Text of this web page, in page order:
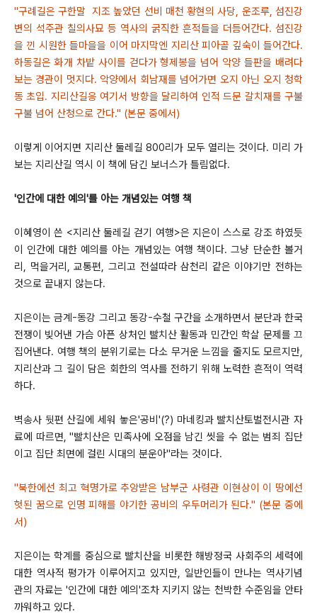
"구례길은 구한말 지조 높았던 선비 매천 황현의 사당, 운조루, 섬진강
변의 석주관 칠의사묘 등 역사의 굵직한 흔적들을 더듬어간다. 섬진강
을 낀 시원한 들마을을 이어 마지막엔 지리산 피아골 깊숙이 들어간다.
하동길은 화개 차밭 사이를 걷다가 형제봉을 넘어 악양 들판을 배려다
보는 경관이 멋지다. 악양에서 회남재를 넘어가면 오지 아닌 오지 청학
동 초입. 지리산길응 여기서 방향을 달리하여 인적 드문 갈치재를 구불
구불 넘어 산청으로 간다." (본문 중에서)
이렇게 이어지면 지리산 둘레길 800리가 모두 열리는 것이다. 미리 가
보는 지리산길 역시 이 책에 담긴 보너스가 틀림없다.
'인간에 대한 예의'를 아는 개념있는 여행 책
이혜영이 쓴 <지리산 둘레길 걷기 여행>은 지은이 스스로 강조 하였듯
이 인간에 대한 예의를 아는 개념있는 여행 책이다. 그냥 단순한 볼거
리, 먹을거리, 교통편, 그리고 전설따라 삼천리 같은 이야기만 전하는
것으로 끝내지 않는다.
지은이는 금계-동강 그리고 동강-수철 구간을 소개하면서 분단과 한국
전쟁이 빚어낸 가슴 아픈 상처인 빨치산 활동과 민간인 학살 문제를 끄
집어낸다. 여행 책의 분위기로는 다소 무거운 느낌을 줄지도 모르지만,
지리산과 그 길이 담은 회한의 역사를 전하기 위해 노력한 흔적이 역력
하다.
벽송사 뒷편 산길에 세워 놓은'공비'(?) 마네킹과 빨치산토벌전시관 자
료에 따르면, "빨치산은 민족사에 오점을 남긴 씻을 수 없는 범죄 집단
이고 집단 최면에 걸린 시대의 분운아"라는 것이다.
"북한에선 최고 혁명가로 추앙받은 남부군 사령관 이현상이 이 땅에선
헛된 꿈으로 인명 피해를 야기한 공비의 우두머리가 된다." (본문 중에
서)
지은이는 학계를 중심으로 빨치산을 비롯한 해방정국 사회주의 세력에
대한 역사적 평가가 이루어지고 있지만, 일반인들이 만나는 역사기념
관의 자료는 '인간에 대한 예의'조차 지키지 않는 천박한 수준임을 안타
까워하고 있다.